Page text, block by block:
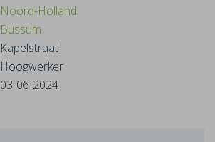
Noord-Holland
Bussum
Kapelstraat
Hoogwerker
03-06-2024